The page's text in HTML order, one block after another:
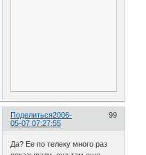
Поделиться 99
2006-
05-07 07:27:55
Да? Ее по телеку много раз